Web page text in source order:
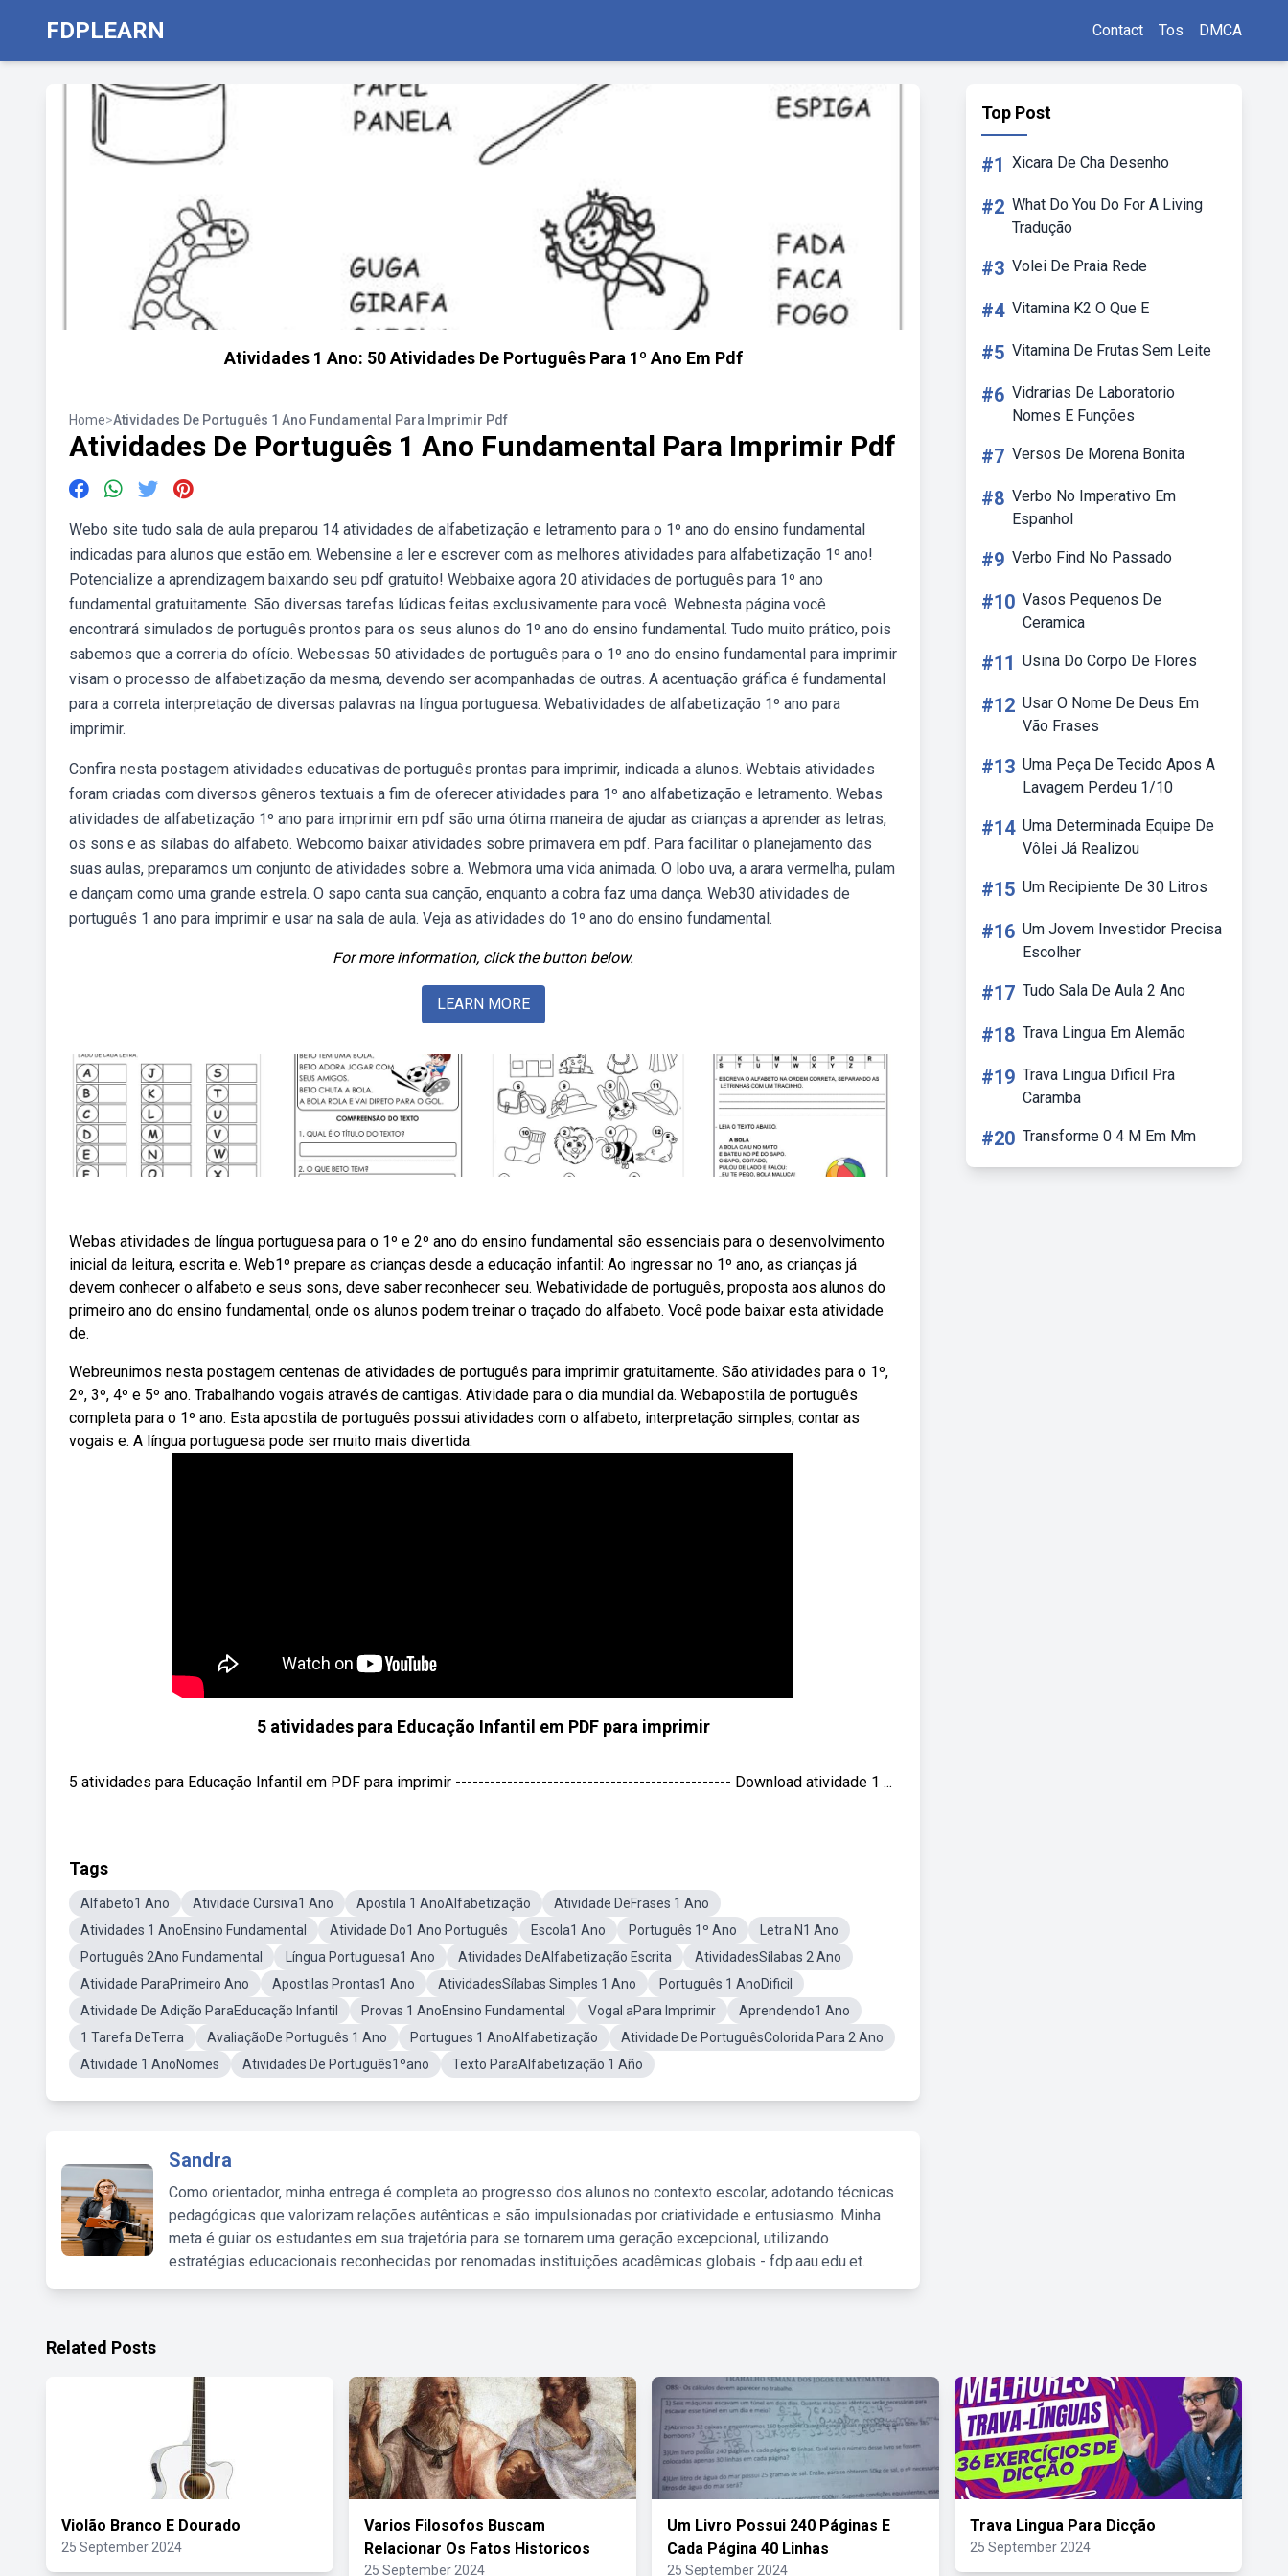
FDPLEARN Contact Tos DMCA
Atividades 1 Ano: 50 Atividades De Português Para 1º Ano Em Pdf
Home>Atividades De Português 1 Ano Fundamental Para Imprimir Pdf
Atividades De Português 1 Ano Fundamental Para Imprimir Pdf
Webo site tudo sala de aula preparou 14 atividades de alfabetização e letramento para o 1º ano do ensino fundamental
indicadas para alunos que estão em. Webensine a ler e escrever com as melhores atividades para alfabetização 1º ano!
Potencialize a aprendizagem baixando seu pdf gratuito! Webbaixe agora 20 atividades de português para 1º ano
fundamental gratuitamente. São diversas tarefas lúdicas feitas exclusivamente para você. Webnesta página você
encontrará simulados de português prontos para os seus alunos do 1º ano do ensino fundamental. Tudo muito prático, pois
sabemos que a correria do ofício. Webessas 50 atividades de português para o 1º ano do ensino fundamental para imprimir
visam o processo de alfabetização da mesma, devendo ser acompanhadas de outras. A acentuação gráfica é fundamental
para a correta interpretação de diversas palavras na língua portuguesa. Webatividades de alfabetização 1º ano para
imprimir.
Confira nesta postagem atividades educativas de português prontas para imprimir, indicada a alunos. Webtais atividades
foram criadas com diversos gêneros textuais a fim de oferecer atividades para 1º ano alfabetização e letramento. Webas
atividades de alfabetização 1º ano para imprimir em pdf são uma ótima maneira de ajudar as crianças a aprender as letras,
os sons e as sílabas do alfabeto. Webcomo baixar atividades sobre primavera em pdf. Para facilitar o planejamento das
suas aulas, preparamos um conjunto de atividades sobre a. Webmora uma vida animada. O lobo uva, a arara vermelha, pulam
e dançam como uma grande estrela. O sapo canta sua canção, enquanto a cobra faz uma dança. Web30 atividades de
português 1 ano para imprimir e usar na sala de aula. Veja as atividades do 1º ano do ensino fundamental.
For more information, click the button below.
LEARN MORE
Webas atividades de língua portuguesa para o 1º e 2º ano do ensino fundamental são essenciais para o desenvolvimento
inicial da leitura, escrita e. Web1º prepare as crianças desde a educação infantil: Ao ingressar no 1º ano, as crianças já
devem conhecer o alfabeto e seus sons, deve saber reconhecer seu. Webatividade de português, proposta aos alunos do
primeiro ano do ensino fundamental, onde os alunos podem treinar o traçado do alfabeto. Você pode baixar esta atividade
de.
Webreunimos nesta postagem centenas de atividades de português para imprimir gratuitamente. São atividades para o 1º,
2º, 3º, 4º e 5º ano. Trabalhando vogais através de cantigas. Atividade para o dia mundial da. Webapostila de português
completa para o 1º ano. Esta apostila de português possui atividades com o alfabeto, interpretação simples, contar as
vogais e. A língua portuguesa pode ser muito mais divertida.
5 atividades para Educação Infantil em PDF para imprimir
5 atividades para Educação Infantil em PDF para imprimir ------------------------------------------------ Download atividade 1 ...
Tags
Alfabeto1 Ano Atividade Cursiva1 Ano Apostila 1 AnoAlfabetização
Atividade DeFrases 1 Ano
Atividades 1 AnoEnsino Fundamental
Atividade Do1 Ano Português Escola1 Ano Português 1º Ano
Letra N1 Ano
Português 2Ano Fundamental
Língua Portuguesa1 Ano Atividades DeAlfabetização Escrita
AtividadesSílabas 2 Ano
Atividade ParaPrimeiro Ano
Apostilas Prontas1 Ano AtividadesSílabas Simples 1 Ano
Português 1 AnoDificil
Atividade De Adição ParaEducação Infantil
Provas 1 AnoEnsino Fundamental Vogal aPara Imprimir
Aprendendo1 Ano
1 Tarefa DeTerra
AvaliaçãoDe Português 1 Ano Portugues 1 AnoAlfabetização
Atividade De PortuguêsColorida Para 2 Ano
Atividade 1 AnoNomes
Atividades De Português1ºano Texto ParaAlfabetização 1 Año
Sandra
Como orientador, minha entrega é completa ao progresso dos alunos no contexto escolar, adotando técnicas
pedagógicas que valorizam relações autênticas e são impulsionadas por criatividade e entusiasmo. Minha
meta é guiar os estudantes em sua trajetória para se tornarem uma geração excepcional, utilizando
estratégias educacionais reconhecidas por renomadas instituições acadêmicas globais - fdp.aau.edu.et.
Top Post
#1 Xicara De Cha Desenho
#2 What Do You Do For A Living
Tradução
#3 Volei De Praia Rede
#4 Vitamina K2 O Que E
#5 Vitamina De Frutas Sem Leite
#6 Vidrarias De Laboratorio
Nomes E Funções
#7 Versos De Morena Bonita
#8 Verbo No Imperativo Em
Espanhol
#9 Verbo Find No Passado
#10 Vasos Pequenos De
Ceramica
#11 Usina Do Corpo De Flores
#12 Usar O Nome De Deus Em
Vão Frases
#13 Uma Peça De Tecido Apos A
Lavagem Perdeu 1/10
#14 Uma Determinada Equipe De
Vôlei Já Realizou
#15 Um Recipiente De 30 Litros
#16 Um Jovem Investidor Precisa
Escolher
#17 Tudo Sala De Aula 2 Ano
#18 Trava Lingua Em Alemão
#19 Trava Lingua Dificil Pra
Caramba
#20 Transforme 0 4 M Em Mm
Related Posts
Violão Branco E Dourado
25 September 2024
Varios Filosofos Buscam
Relacionar Os Fatos Historicos
25 September 2024
Um Livro Possui 240 Páginas E
Cada Página 40 Linhas
25 September 2024
Trava Lingua Para Dicção
25 September 2024